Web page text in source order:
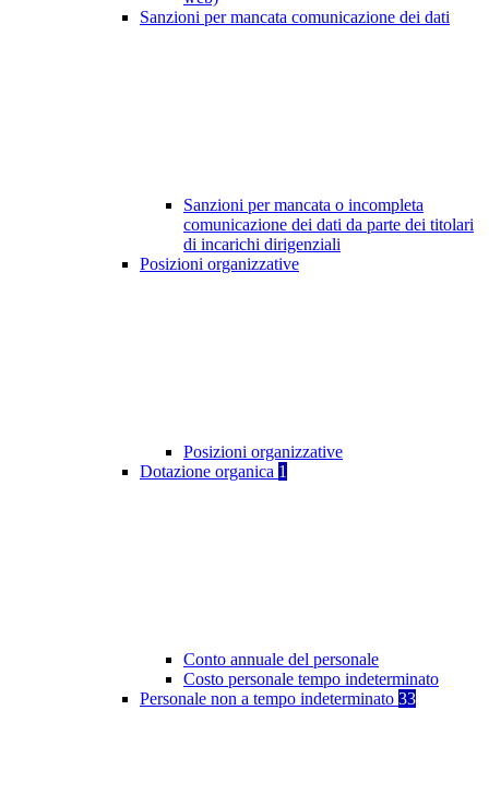
Sanzioni per mancata comunicazione dei dati
Sanzioni per mancata o incompleta
comunicazione dei dati da parte dei titolari
di incarichi dirigenziali
Posizioni organizzative
Posizioni organizzative
Dotazione organica 1
Conto annuale del personale
Costo personale tempo indeterminato
Personale non a tempo indeterminato 33